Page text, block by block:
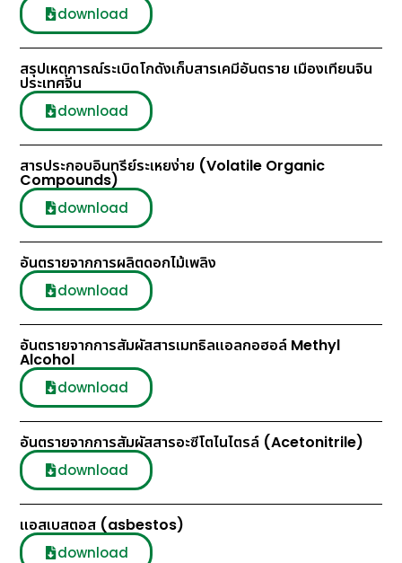
download
สรุปเหตุการณ์ระเบิดโกดังเก็บสารเคมีอันตราย เมืองเทียนจิน
ประเทศจีน
download
สารประกอบอินทรีย์ระเหยง่าย (Volatile Organic
Compounds)
download
อันตรายจากการผลิตดอกไม้เพลิง
download
อันตรายจากการสัมผัสสารเมทธิลแอลกอฮอล์ Methyl
Alcohol
download
อันตรายจากการสัมผัสสารอะซีโตไนไตรล์ (Acetonitrile)
download
แอสเบสตอส (asbestos)
download